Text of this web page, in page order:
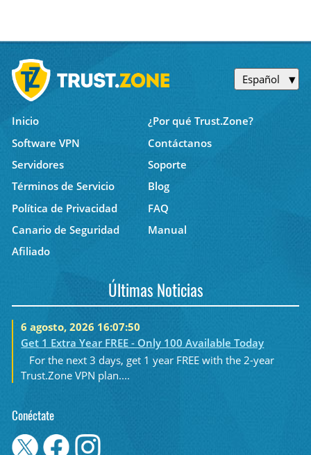
Español
Inicio
¿Por qué Trust.Zone?
Software VPN
Contáctanos
Servidores
Soporte
Términos de Servicio
Blog
Política de Privacidad
FAQ
Canario de Seguridad
Manual
Afiliado
Últimas Noticias
6 agosto, 2026 16:07:50
Get 1 Extra Year FREE - Only 100 Available Today
For the next 3 days, get 1 year FREE with the 2-year
Trust.Zone VPN plan....
Conéctate